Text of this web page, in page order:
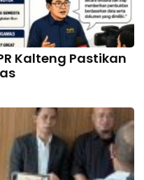
Kalteng Pastikan